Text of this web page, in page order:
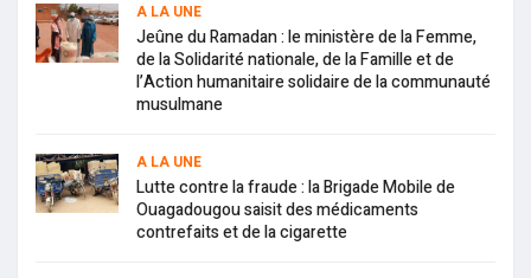
A LA UNE
Jeûne du Ramadan : le ministère de la Femme,
de la Solidarité nationale, de la Famille et de
l’Action humanitaire solidaire de la communauté
musulmane
A LA UNE
Lutte contre la fraude : la Brigade Mobile de
Ouagadougou saisit des médicaments
contrefaits et de la cigarette